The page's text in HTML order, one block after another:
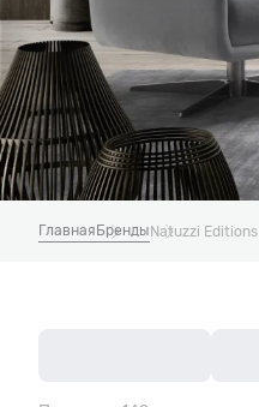
Главная БрендыNatuzzi Editions